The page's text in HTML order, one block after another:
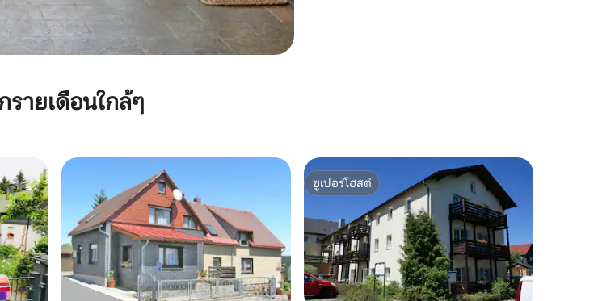
ายเดือนใกล้ๆ
ซูเปอร์โฮสต์
ซูเปอร์โฮสต์